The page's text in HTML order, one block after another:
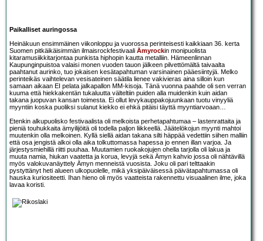
Paikalliset auringossa
Heinäkuun ensimmäinen viikonloppu ja vuorossa perinteisesti kaikkiaan 36. kerta
Suomen pitkäikäisimmän ilmaisrockfestivaali Ämyrockin monipuolista
kitaramusiikkitarjontaa punkista hiphopin kautta metalliin. Hämeenlinnan
Kaupunginpuistoa valaisi monen vuoden tauon jälkeen pilvettömältä taivaalta
paahtanut aurinko, tuo jokaisen kesätapahtuman varsinainen pääesiintyjä. Melko
perinteikäs vaihtelevan vesisateinen säätila lienee vakivieras aina silloin kun
samaan aikaan EI pelata jalkapallon MM-kisoja. Tänä vuonna paahde oli sen verran
kuuma että hiekkakentän tukaluutta välteltiin puiden alla muidenkin kuin aidan
takana juopuvan kansan toimesta. Ei ollut levykauppakojuunkaan tuotu vinyyliä
myyntiin koska puoliksi sulanut kiekko ei ehkä pitäisi täyttä myyntiarvoaan…
Etenkin alkupuolisko festivaalista oli melkoista perhetapahtumaa – lastenrattaita ja
pieniä touhukkaita ämyilijöitä oli todella paljon liikkeellä. Jäätelökojun myynti mahtoi
muutenkin olla melkoinen. Kyllä siellä aidan takana silti häppää vedettiin siihen malliin
että osa jengistä alkoi olla aika tolkuttomassa hapessa jo ennen illan varjoa. Ja
järjestysmiehillä riitti puuhaa. Muutamien ruokakojujen ohella tarjolla oli lakua ja
muuta namia, hiukan vaatetta ja korua, levyjä sekä Ämyn kahvio jossa oli nähtävillä
myös valokuvanäyttely Ämyn menneistä vuosista. Joku oli pari telttaakin
pystyttänyt heti alueen ulkopuolelle, mikä yksipäiväisessä päivätapahtumassa oli
hauska kuriositeetti. Ihan hieno oli myös vaatteista rakennettu visuaalinen ilme, joka
lavaa koristi.